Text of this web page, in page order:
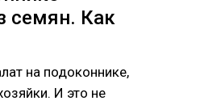
семян. Как
на подоконнике,
И это не